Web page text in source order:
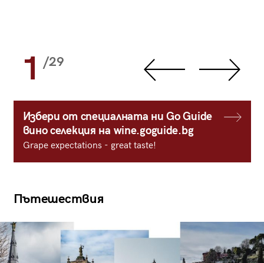
1 /29
Избери от специалната ни Go Guide
вино селекция на wine.goguide.bg
Grape expectations - great taste!
Пътешествия